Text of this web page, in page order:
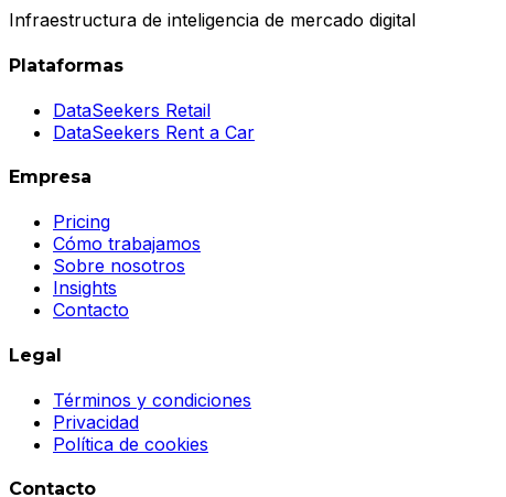
Infraestructura de inteligencia de mercado digital
Plataformas
DataSeekers Retail
DataSeekers Rent a Car
Empresa
Pricing
Cómo trabajamos
Sobre nosotros
Insights
Contacto
Legal
Términos y condiciones
Privacidad
Política de cookies
Contacto